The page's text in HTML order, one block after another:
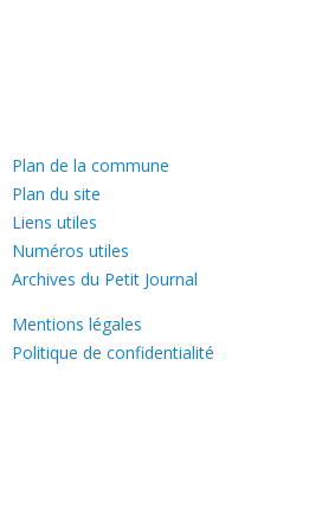
Plan de la commune
Plan du site
Liens utiles
Numéros utiles
Archives du Petit Journal
Mentions légales
Politique de confidentialité